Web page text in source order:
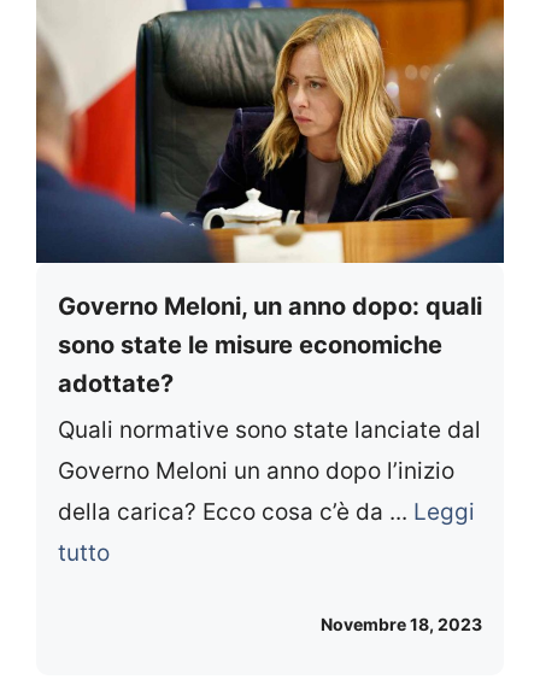
Governo Meloni, un anno dopo: quali
sono state le misure economiche
adottate?
Quali normative sono state lanciate dal
Governo Meloni un anno dopo l’inizio
della carica? Ecco cosa c’è da ... Leggi
tutto
Novembre 18, 2023